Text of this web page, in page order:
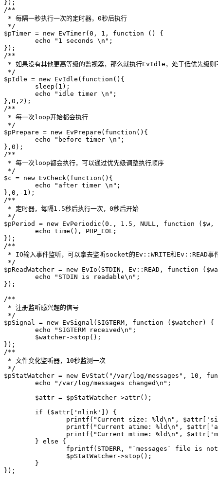
});
/**
* 每隔一秒执行一次的定时器，0秒后执行
*/
$pTimer = new EvTimer(0, 1, function () {
});
/**
* 如果没有其他更高等级的监视器，那么就执行EvIdle，处于低优先级则
*/
$pIdle = new EvIdle(function(){
},0,2);
/**
* 每一次loop开始都会执行
*/
$pPrepare = new EvPrepare(function(){
},0);
/**
* 每一次loop都会执行，可以通过优先级调整执行顺序
*/
$c = new EvCheck(function(){
},0,-1);
/**
* 定时器，每隔1.5秒后执行一次，0秒后开始
*/
$pPeriod = new EvPeriodic(0., 1.5, NULL, function
});
/**
* IO输入事件监听，可以拿去监听socket的Ev::WRITE和Ev::READ事
*/
$pReadWatcher = new EvIo(STDIN, Ev::READ, function
});
/**
* 注册监听感兴趣的信号
*/
$pSignal = new EvSignal(SIGTERM, function ($watcher) {
});
/**
* 文件变化监听器，10秒监测一次
*/
$pStatWatcher = new EvStat("/var/log/messages", 10,
});